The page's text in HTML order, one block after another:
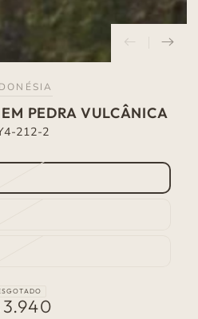
PEDRA VULCÂNICA
212-2
Preço
3.940